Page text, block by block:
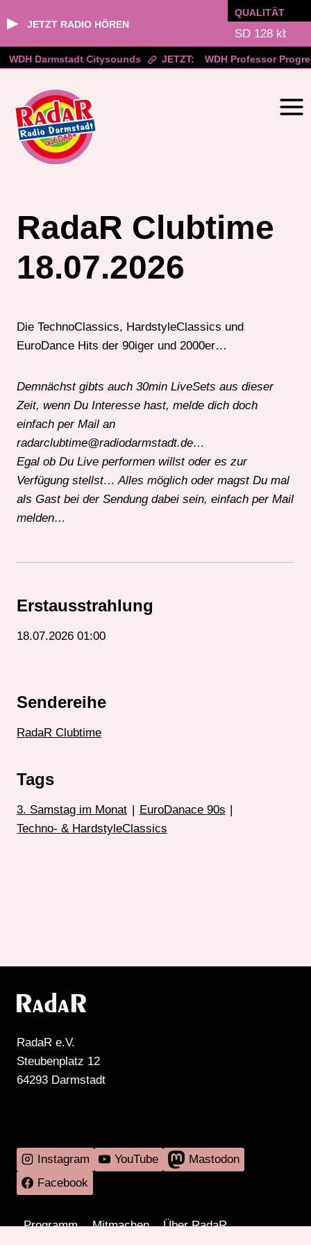
▶ JETZT RADIO HÖREN
QUALITÄT
WDH Darmstadt Citysounds JETZT: WDH Professor
springen
RadaR Clubtime
18.07.2026
Die TechnoClassics, HardstyleClassics und
EuroDance Hits der 90iger und 2000er…
Demnächst gibts auch 30min LiveSets aus dieser
Zeit, wenn Du Interesse hast, melde dich doch
einfach per Mail an
radarclubtime@radiodarmstadt.de…
Egal ob Du Live performen willst oder es zur
Verfügung stellst… Alles möglich oder magst Du mal
als Gast bei der Sendung dabei sein, einfach per Mail
melden…
Erstausstrahlung
18.07.2026 01:00
Sendereihe
RadaR Clubtime
Tags
3. Samstag im Monat EuroDanace 90s
Techno- & HardstyleClassics
RadaR e.V.
Steubenplatz 12
64293 Darmstadt
Instagram YouTube
Mastodon
Facebook
Programm Mitmachen
Über RadaR